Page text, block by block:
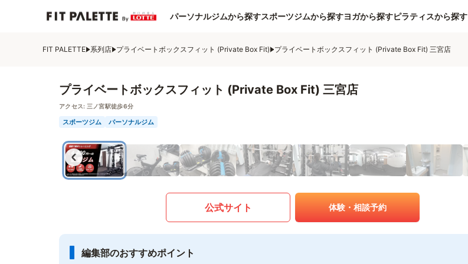
パーソナルジムから探すスポーツジムから探すヨガから探すピラティスから探す
FIT PALETTE 系列店 プライベートボックスフィット (Private Box Fit) プライベートボックスフィット (Private Box Fit) 三宮店
プライベートボックスフィット (Private Box Fit) 三宮店
アクセス: 三ノ宮駅徒歩6分
スポーツジム パーソナルジム
公式サイト 体験・相談予約
編集部のおすすめポイント